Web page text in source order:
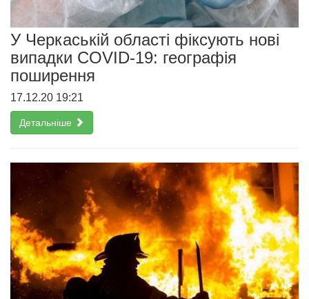
У Черкаській області фіксують нові
випадки COVID-19: географія
поширення
17.12.20 19:21
Детальніше